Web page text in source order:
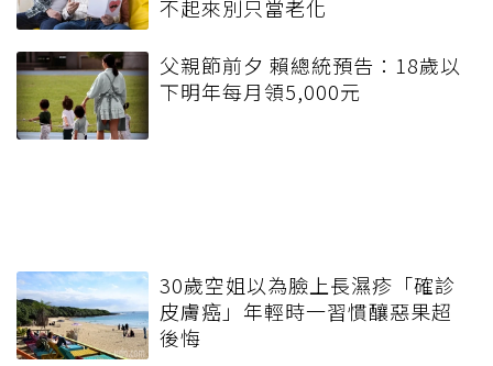
不起來別只當老化
父親節前夕 賴總統預告：18歲以
下明年每月領5,000元
30歲空姐以為臉上長濕疹「確診
皮膚癌」年輕時一習慣釀惡果超
後悔